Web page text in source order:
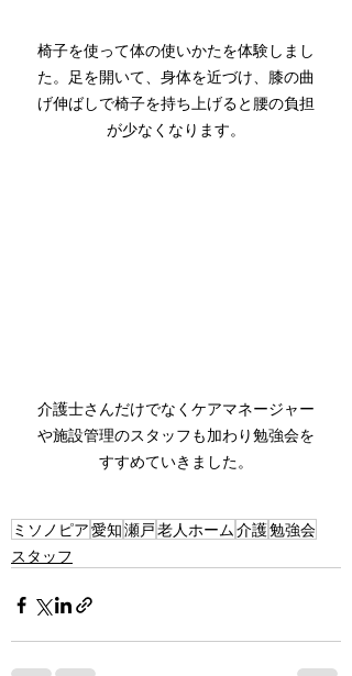
椅子を使って体の使いかたを体験しまし
た。足を開いて、身体を近づけ、膝の曲
げ伸ばしで椅子を持ち上げると腰の負担
が少なくなります。
介護士さんだけでなくケアマネージャー
や施設管理のスタッフも加わり勉強会を
すすめていきました。
ミソノピア愛知瀬戸老人ホーム介護勉強会
スタッフ